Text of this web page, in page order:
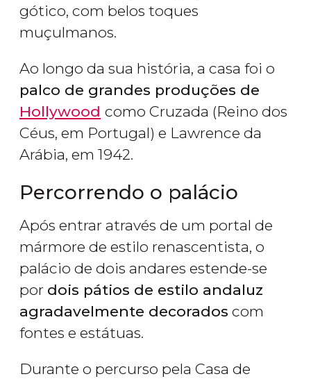
gótico, com belos toques
muçulmanos.
Ao longo da sua história, a casa foi o
palco de grandes produções de
Hollywood como Cruzada (Reino dos
Céus, em Portugal) e Lawrence da
Arábia, em 1942.
Percorrendo o palácio
Após entrar através de um portal de
mármore de estilo renascentista, o
palácio de dois andares estende-se
por dois pátios de estilo andaluz
agradavelmente decorados com
fontes e estátuas.
Durante o percurso pela Casa de